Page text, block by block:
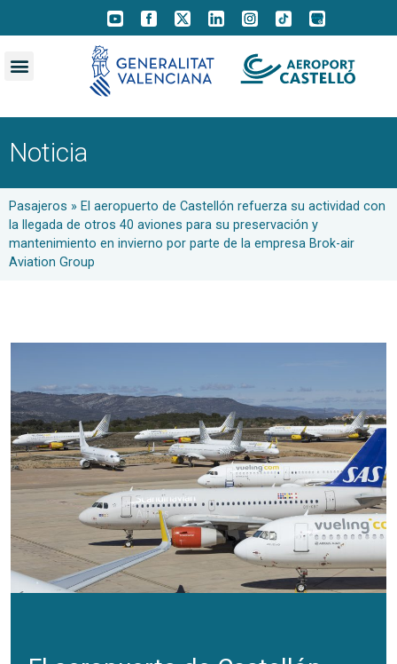
Noticia
Pasajeros » El aeropuerto de Castellón refuerza su actividad con
la llegada de otros 40 aviones para su preservación y
mantenimiento en invierno por parte de la empresa Brok-air
Aviation Group